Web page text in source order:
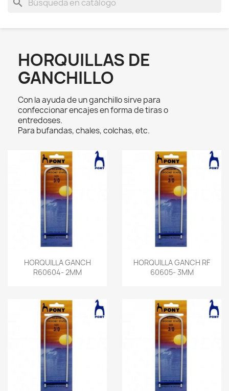
HORQUILLAS DE
GANCHILLO
Con la ayuda de un ganchillo sirve para
confeccionar encajes en forma de tiras o
entredoses.
Para bufandas, chales, colchas, etc.
HORQUILLA GANCH
R60604- 2MM
HORQUILLA GANCH RF
60605- 3MM